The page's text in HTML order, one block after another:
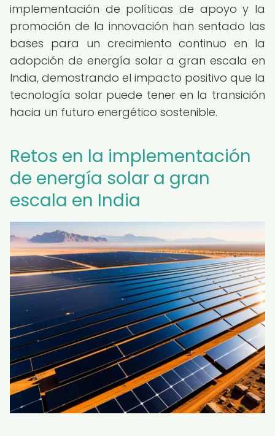
implementación de políticas de apoyo y la
promoción de la innovación han sentado las
bases para un crecimiento continuo en la
adopción de energía solar a gran escala en
India, demostrando el impacto positivo que la
tecnología solar puede tener en la transición
hacia un futuro energético sostenible.
Retos en la implementación
de energía solar a gran
escala en India